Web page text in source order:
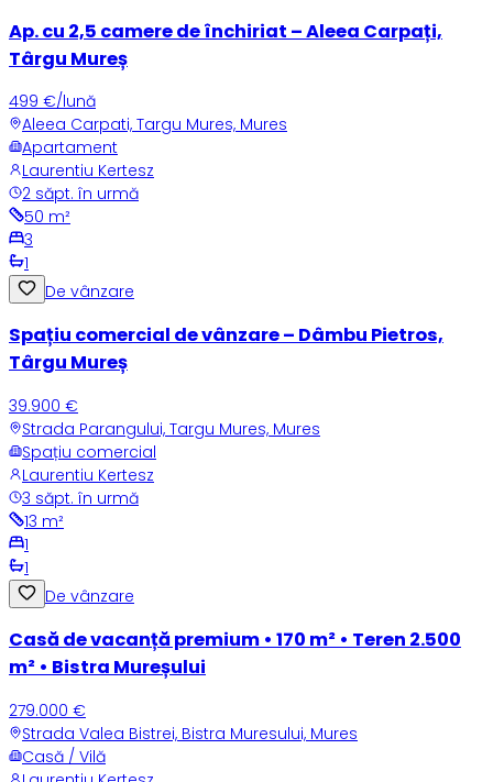
Ap. cu 2,5 camere de închiriat – Aleea Carpați,
Târgu Mureș
499 €/lună
Aleea Carpati, Targu Mures, Mures
Apartament
Laurentiu Kertesz
2 săpt. în urmă
50 m²
3
1
De vânzare
Spațiu comercial de vânzare – Dâmbu Pietros,
Târgu Mureș
39.900 €
Strada Parangului, Targu Mures, Mures
Spațiu comercial
Laurentiu Kertesz
3 săpt. în urmă
13 m²
1
1
De vânzare
Casă de vacanță premium • 170 m² • Teren 2.500
m² • Bistra Mureșului
279.000 €
Strada Valea Bistrei, Bistra Muresului, Mures
Casă / Vilă